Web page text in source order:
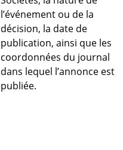
l’événement ou de la
décision, la date de
publication, ainsi que les
coordonnées du journal
dans lequel l’annonce est
publiée.